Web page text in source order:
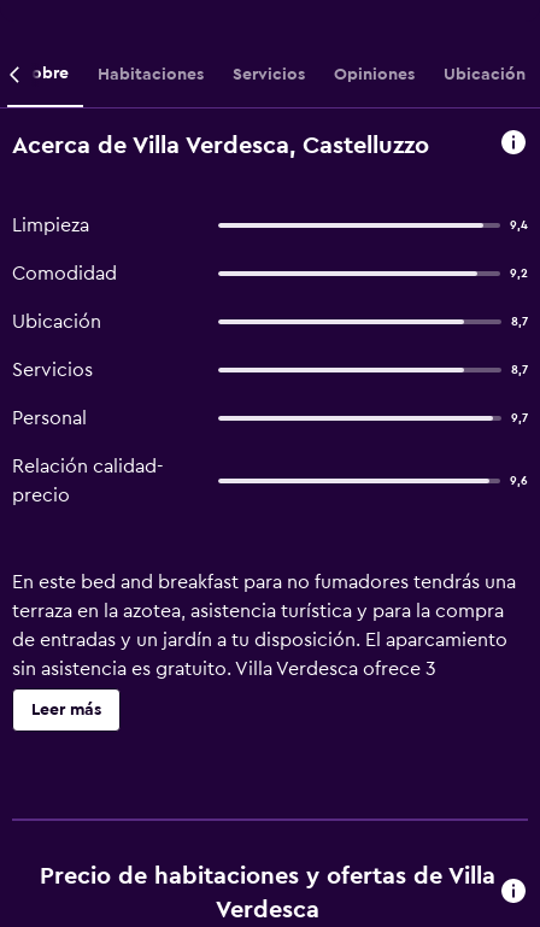
Sobre Habitaciones Servicios Opiniones Ubicación
Acerca de Villa Verdesca, Castelluzzo
Limpieza 9,4
Comodidad 9,2
Ubicación 8,7
Servicios 8,7
Personal 9,7
Relación calidad-
precio
9,6
En este bed and breakfast para no fumadores tendrás una
terraza en la azotea, asistencia turística y para la compra
de entradas y un jardín a tu disposición. El aparcamiento
sin asistencia es gratuito. Villa Verdesca ofrece 3
alojamientos con albornoces y secador de pelo. Estos
alojamientos con muebles diferentes incluyen escritorio.
gratuitos. Se ofrece servicio de limpieza todos los días.
Leer más
Precio de habitaciones y ofertas de Villa
Verdesca